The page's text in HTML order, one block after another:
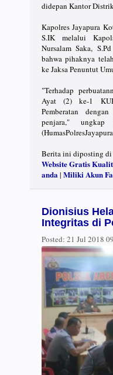
didepan Kantor
Kapolres Jayapura
S.IK melalui
Nursalam Saka,
bahwa pihaknya
ke Jaksa Penuntut
"Terhadap
Ayat (2) ke-1
Pemberatan
penjara," ungkap
Berita ini diposting di
Website Gratis
anda| Miliki Akun
Dionisius
Integritas di
Posted: 21 Jul 2018